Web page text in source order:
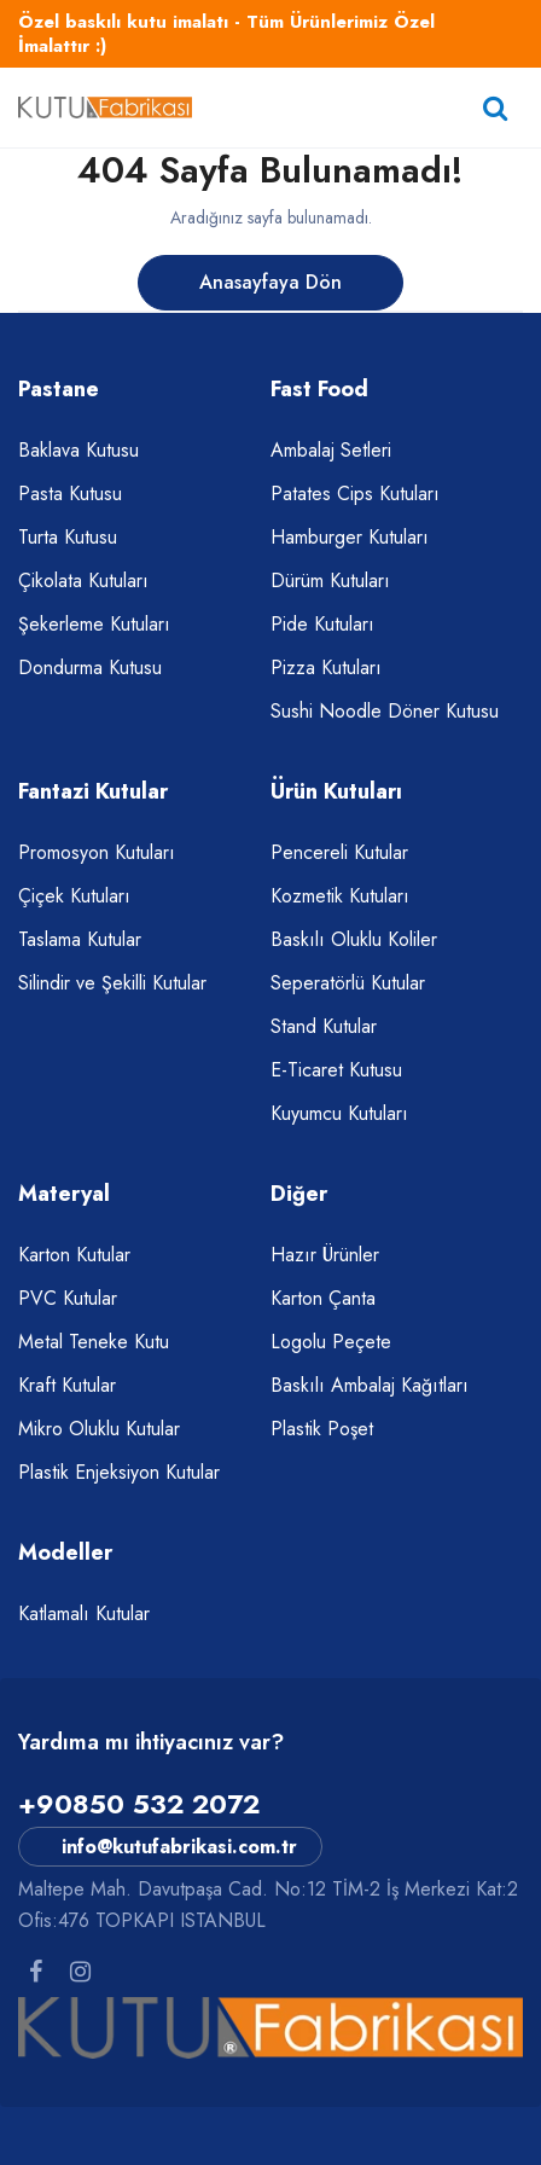
Özel baskılı kutu imalatı - Tüm Ürünlerimiz Özel
İmalattır :)
404 Sayfa Bulunamadı!
Aradığınız sayfa bulunamadı.
Anasayfaya Dön
Pastane
Baklava Kutusu
Pasta Kutusu
Turta Kutusu
Çikolata Kutuları
Şekerleme Kutuları
Dondurma Kutusu
Fast Food
Ambalaj Setleri
Patates Cips Kutuları
Hamburger Kutuları
Dürüm Kutuları
Pide Kutuları
Pizza Kutuları
Sushi Noodle Döner Kutusu
Fantazi Kutular
Promosyon Kutuları
Çiçek Kutuları
Taslama Kutular
Silindir ve Şekilli Kutular
Ürün Kutuları
Pencereli Kutular
Kozmetik Kutuları
Baskılı Oluklu Koliler
Seperatörlü Kutular
Stand Kutular
E-Ticaret Kutusu
Kuyumcu Kutuları
Materyal
Karton Kutular
PVC Kutular
Metal Teneke Kutu
Kraft Kutular
Mikro Oluklu Kutular
Plastik Enjeksiyon Kutular
Diğer
Hazır Ürünler
Karton Çanta
Logolu Peçete
Baskılı Ambalaj Kağıtları
Plastik Poşet
Modeller
Katlamalı Kutular
Yardıma mı ihtiyacınız var?
+90850 532 2072
info@kutufabrikasi.com.tr
Maltepe Mah. Davutpaşa Cad. No:12 TİM-2 İş Merkezi Kat:2
Ofis:476 TOPKAPI ISTANBUL